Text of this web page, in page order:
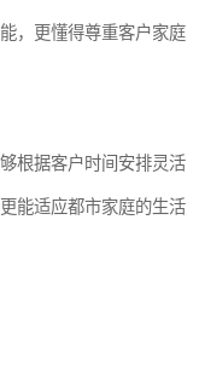
，更懂得尊重客户家庭
根据客户时间安排灵活
能适应都市家庭的生活